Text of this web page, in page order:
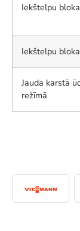
Iekštelpu
Iekštelpu
Jauda karstā
režīmā